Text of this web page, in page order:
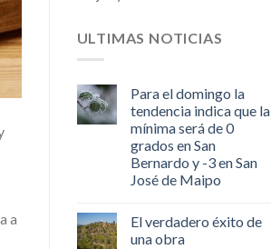
a
ULTIMAS NOTICIAS
Para el domingo la
tendencia indica que la
mínima será de 0
grados en San
Bernardo y -3 en San
José de Maipo
El verdadero éxito de
una obra